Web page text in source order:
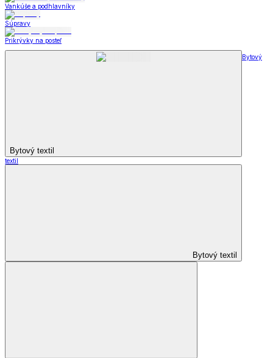
Vankúše a podhlavníky
Súpravy
Prikrývky na posteľ
Bytový textil
Bytový
textil
Bytový textil